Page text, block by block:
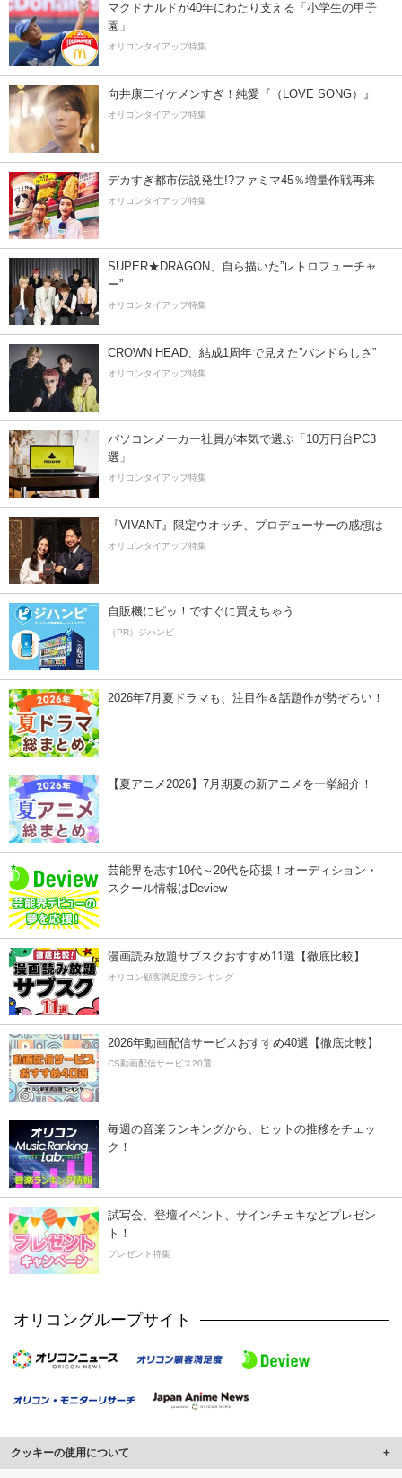
マクドナルドが40年にわたり支える「小学生の甲子
園」
オリコンタイアップ特集
向井康二イケメンすぎ！純愛『（LOVE SONG）』
オリコンタイアップ特集
デカすぎ都市伝説発生!?ファミマ45％増量作戦再来
オリコンタイアップ特集
SUPER★DRAGON、自ら描いた”レトロフューチャ
ー”
オリコンタイアップ特集
CROWN HEAD、結成1周年で見えた”バンドらしさ”
オリコンタイアップ特集
パソコンメーカー社員が本気で選ぶ「10万円台PC3
選」
オリコンタイアップ特集
『VIVANT』限定ウオッチ、プロデューサーの感想は
オリコンタイアップ特集
自販機にピッ！ですぐに買えちゃう
（PR）ジハンピ
2026年7月夏ドラマも、注目作＆話題作が勢ぞろい！
【夏アニメ2026】7月期夏の新アニメを一挙紹介！
芸能界を志す10代～20代を応援！オーディション・
スクール情報はDeview
漫画読み放題サブスクおすすめ11選【徹底比較】
オリコン顧客満足度ランキング
2026年動画配信サービスおすすめ40選【徹底比較】
CS動画配信サービス20選
毎週の音楽ランキングから、ヒットの推移をチェッ
ク！
試写会、登壇イベント、サインチェキなどプレゼン
ト！
プレゼント特集
オリコングループサイト
クッキーの使用について